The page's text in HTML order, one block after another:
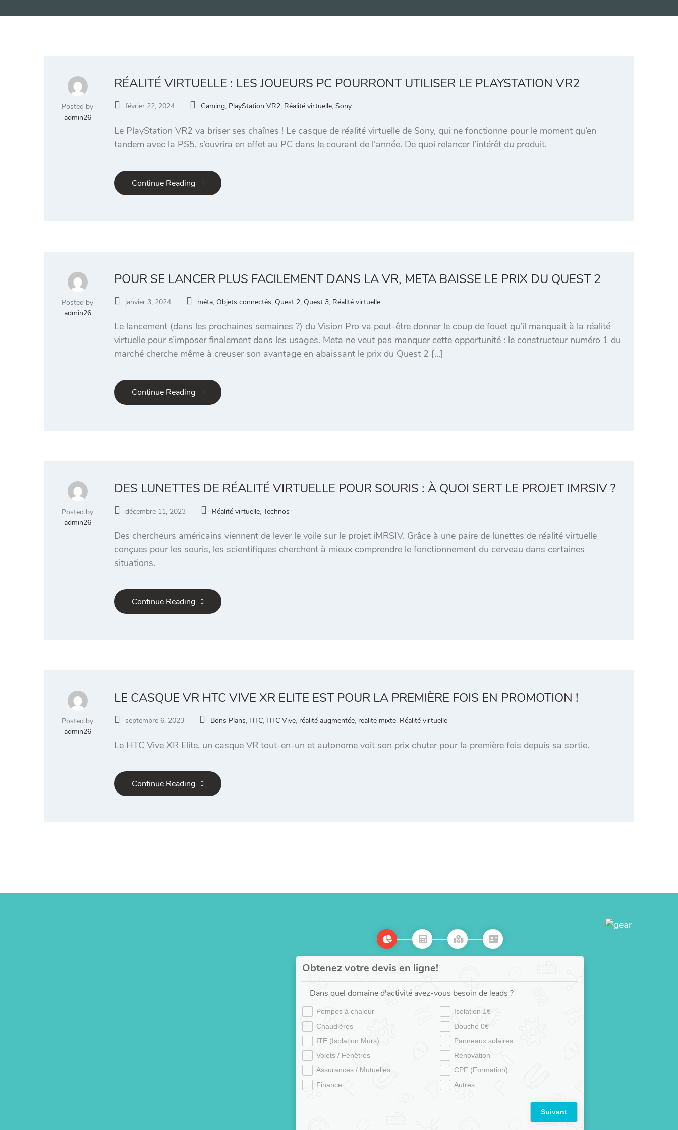
Posted by
admin26
RÉALITÉ VIRTUELLE : LES JOUEURS PC POURRONT UTILISER LE PLAYSTATION VR2
février 22, 2024 Gaming, PlayStation VR2, Réalité virtuelle, Sony
Le PlayStation VR2 va briser ses chaînes ! Le casque de réalité virtuelle de Sony, qui ne fonctionne pour le moment qu’en
tandem avec la PS5, s’ouvrira en effet au PC dans le courant de l’année. De quoi relancer l’intérêt du produit.
Continue Reading
Posted by
admin26
POUR SE LANCER PLUS FACILEMENT DANS LA VR, META BAISSE LE PRIX DU QUEST 2
janvier 3, 2024 méta, Objets connectés, Quest 2, Quest 3, Réalité virtuelle
Le lancement (dans les prochaines semaines ?) du Vision Pro va peut-être donner le coup de fouet qu’il manquait à la réalité
virtuelle pour s’imposer finalement dans les usages. Meta ne veut pas manquer cette opportunité : le constructeur numéro 1 du
marché cherche même à creuser son avantage en abaissant le prix du Quest 2 […]
Continue Reading
Posted by
admin26
DES LUNETTES DE RÉALITÉ VIRTUELLE POUR SOURIS : À QUOI SERT LE PROJET IMRSIV ?
décembre 11, 2023 Réalité virtuelle, Technos
Des chercheurs américains viennent de lever le voile sur le projet iMRSIV. Grâce à une paire de lunettes de réalité virtuelle
conçues pour les souris, les scientifiques cherchent à mieux comprendre le fonctionnement du cerveau dans certaines
situations.
Continue Reading
Posted by
admin26
LE CASQUE VR HTC VIVE XR ELITE EST POUR LA PREMIÈRE FOIS EN PROMOTION !
septembre 6, 2023 Bons Plans, HTC, HTC Vive, réalité augmentée, realite mixte, Réalité virtuelle
Le HTC Vive XR Elite, un casque VR tout-en-un et autonome voit son prix chuter pour la première fois depuis sa sortie.
Continue Reading
Obtenez votre devis en ligne!
Dans quel domaine d'activité avez-vous besoin de leads ?
Pompes à chaleur
Isolation 1€
Chaudières
Douche 0€
ITE (Isolation Murs)
Panneaux solaires
Volets / Fenêtres
Rénovation
Assurances / Mutuelles
CPF (Formation)
Finance
Autres
Suivant